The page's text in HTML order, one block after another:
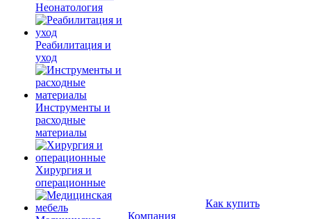
Неонатология
Реабилитация и
уход
Инструменты и
расходные
материалы
Хирургия и
операционные
Компания
Как купить